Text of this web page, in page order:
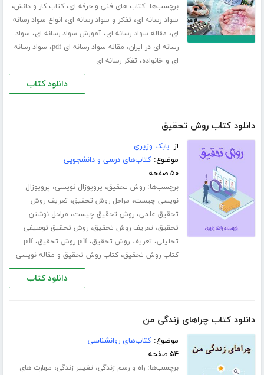
برچسب‌ها:کتاب های فنی و حرفه ای،کتاب کار و دانش،
سواد رسانه ای، تفکر و سواد رسانه ای، انواع سواد رسانه
ای، مقاله سواد رسانه ای،آموزش سواد رسانه ای، سواد
رسانه ای در ایران، مقاله سواد رسانه ای pdf ، سواد رسانه
ای و خانواده، تفکر رسانه ای
دانلود کتاب
دانلود کتاب روش تحقیق
از:بابک وزیری
موضوع:کتاب‌های درسی و دانشجویی
۵۰ صفحه
برچسب‌ها:روش تحقیق، پروپوزال نویسی، پروپوزال
نویسی چیست، مراحل روش تحقیق، تعریف روش
تحقیق علمی،روش تحقیق چیست، مراحل نوشتن
تحقیق، تعریف روش تحقیق،روش تحقیق توصیفی
تحلیلی، تعریف روش تحقیق،pdf روش تحقیق ،pdf
کتاب روش تحقیق،کتاب روش تحقیق و مقاله نویسی
دانلود کتاب
دانلود کتاب چراهای زندگی من
موضوع:کتاب‌های روانشناسی
۵۴ صفحه
برچسب‌ها:راه و رسم زندگی، تغییر زندگی، مهارت های